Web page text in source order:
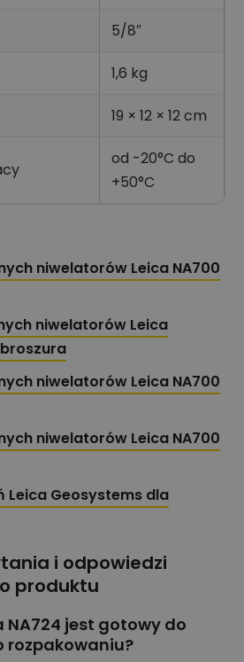
5/8″
1,6 kg
19 × 12 × 12 cm
od -20°C do
+50°C
niwelatorów Leica NA700
niwelatorów Leica
niwelatorów Leica NA700
niwelatorów Leica NA700
Leica Geosystems dla
i odpowiedzi
produktu
NA724 jest gotowy do
rozpakowaniu?